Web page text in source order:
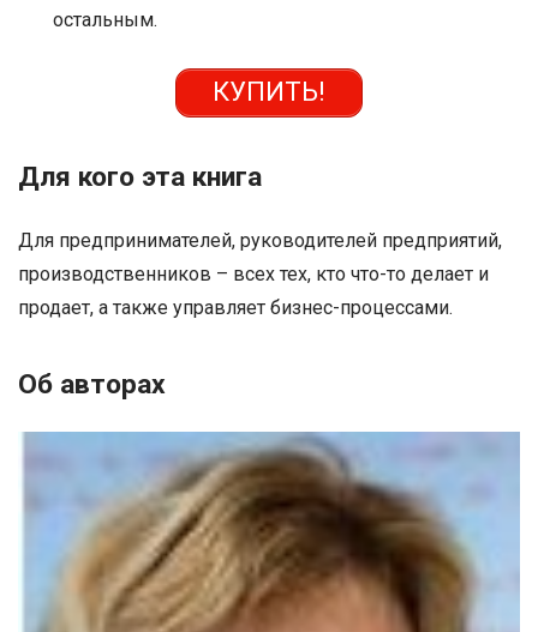
остальным.
КУПИТЬ!
Для кого эта книга
Для предпринимателей, руководителей предприятий,
производственников – всех тех, кто что-то делает и
продает, а также управляет бизнес-процессами.
Об авторах